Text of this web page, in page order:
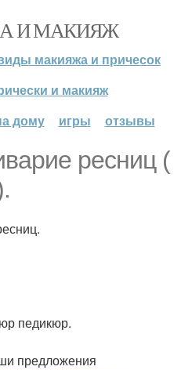
И МАКИЯЖ
макияжа и причесок
и макияж
дому
игры отзывы
ресниц (
педикюр.
предложения